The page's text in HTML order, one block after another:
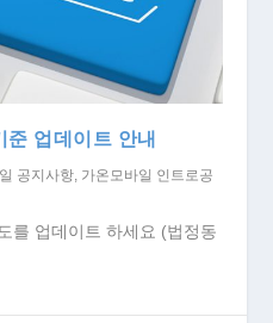
업데이트 안내
공지사항 가온모바일 인트로공
를 업데이트 하세요 (법정동